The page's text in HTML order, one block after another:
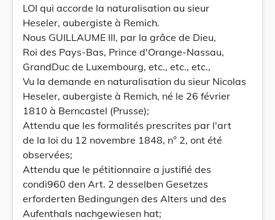
LOI qui accorde la naturalisation au sieur
Heseler, aubergiste à Remich.
Nous GUILLAUME III, par la grâce de Dieu,
Roi des Pays-Bas, Prince d'Orange-Nassau,
GrandDuc de Luxembourg, etc., etc., etc.,
Vu la demande en naturalisation du sieur Nicolas
Heseler, aubergiste à Remich, né le 26 février
1810 à Berncastel (Prusse);
Attendu que les formalités prescrites par l'art
de la loi du 12 novembre 1848, n° 2, ont été
observées;
Attendu que le pétitionnaire a justifié des
condi960 den Art. 2 desselben Gesetzes
erforderten Bedingungen des Alters und des
Aufenthals nachgewiesen hat;